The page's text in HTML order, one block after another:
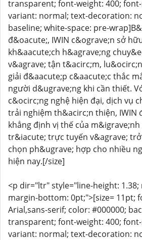
transparent; font-weight: 400;
variant: normal; text-decoration:
baseline; white-space: pre-
đ&oacute;, IWIN c&ograve;n sở
kh&aacute;ch h&agrave;ng
v&agrave; tận t&acirc;m,
giải đ&aacute;p c&aacute;c thắc
người d&ugrave;ng khi cần thiết.
c&ocirc;ng nghệ hiện đại, dịch vụ
trải nghiệm th&acirc;n thiện, IWIN
khẳng định vị thế của
tr&iacute; trực tuyến v&agrave;
chọn ph&ugrave; hợp cho nhiều
hiện nay.[/size]
<p dir="ltr" style="line-height:
margin-bottom: 0pt;">[size= 11pt;
Arial,sans-serif; color: #000000;
transparent; font-weight: 400;
variant: normal; text-decoration: